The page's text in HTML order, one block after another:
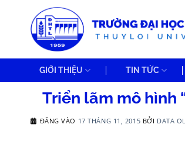
GIỚI THIỆU TIN TỨC
Triển lãm mô hình
ĐĂNG VÀO 17 THÁNG 11, 2015 BỞI DATA